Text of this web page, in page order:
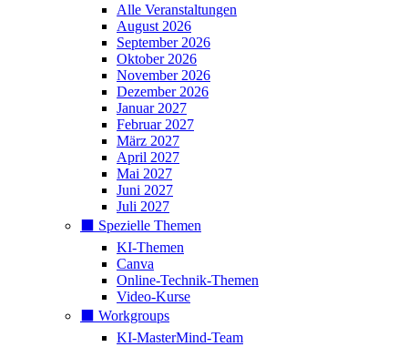
Alle Veranstaltungen
August 2026
September 2026
Oktober 2026
November 2026
Dezember 2026
Januar 2027
Februar 2027
März 2027
April 2027
Mai 2027
Juni 2027
Juli 2027
⬛️ Spezielle Themen
KI-Themen
Canva
Online-Technik-Themen
Video-Kurse
⬛️ Workgroups
KI-MasterMind-Team